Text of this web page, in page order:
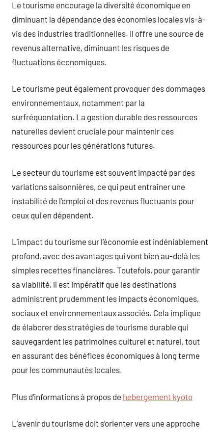
Le tourisme encourage la diversité économique en
diminuant la dépendance des économies locales vis-à-
vis des industries traditionnelles. Il offre une source de
revenus alternative, diminuant les risques de
fluctuations économiques.
Le tourisme peut également provoquer des dommages
environnementaux, notamment par la
surfréquentation. La gestion durable des ressources
naturelles devient cruciale pour maintenir ces
ressources pour les générations futures.
Le secteur du tourisme est souvent impacté par des
variations saisonnières, ce qui peut entraîner une
instabilité de l’emploi et des revenus fluctuants pour
ceux qui en dépendent.
L’impact du tourisme sur l’économie est indéniablement
profond, avec des avantages qui vont bien au-delà les
simples recettes financières. Toutefois, pour garantir
sa viabilité, il est impératif que les destinations
administrent prudemment les impacts économiques,
sociaux et environnementaux associés. Cela implique
de élaborer des stratégies de tourisme durable qui
sauvegardent les patrimoines culturel et naturel, tout
en assurant des bénéfices économiques à long terme
pour les communautés locales.
Plus d’informations à propos de hebergement kyoto
L’avenir du tourisme doit s’orienter vers une approche